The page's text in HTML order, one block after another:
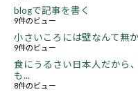
blogで記事を書く
9件のビュー
小さいころには壁なんて無
9件のビュー
食にうるさい日本人だから
も...
8件のビュー